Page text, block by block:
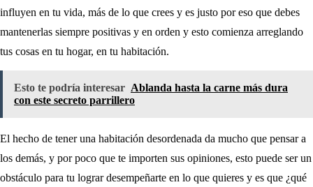
influyen en tu vida, más de lo que crees y es justo por eso que debes
mantenerlas siempre positivas y en orden y esto comienza arreglando
tus cosas en tu hogar, en tu habitación.
Esto te podría interesar Ablanda hasta la carne más dura
con este secreto parrillero
El hecho de tener una habitación desordenada da mucho que pensar a
los demás, y por poco que te importen sus opiniones, esto puede ser un
obstáculo para tu lograr desempeñarte en lo que quieres y es que ¿qué